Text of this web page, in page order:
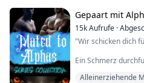
und versucht, sich
ihrem Leben steht
Mannes. Mit einem
Gepaart mit
15kAufrufe ·
"Wir schicken dich
Ein Schmerz
Alleinerziehende